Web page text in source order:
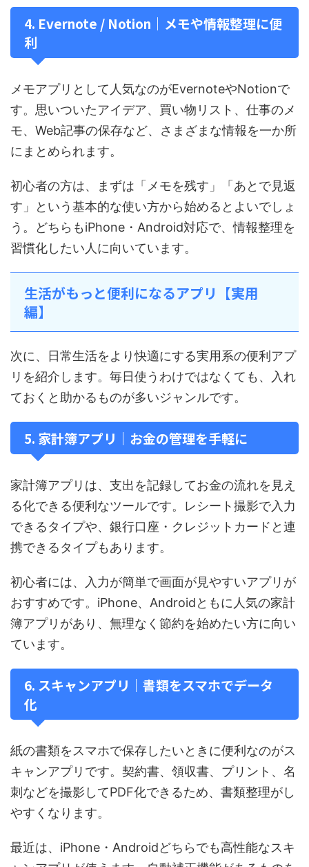
4. Evernote / Notion｜メモや情報整理に便
利
メモアプリとして人気なのがEvernoteやNotionで
す。思いついたアイデア、買い物リスト、仕事のメ
モ、Web記事の保存など、さまざまな情報を一か所
にまとめられます。
初心者の方は、まずは「メモを残す」「あとで見返
す」という基本的な使い方から始めるとよいでしょ
う。どちらもiPhone・Android対応で、情報整理を
習慣化したい人に向いています。
生活がもっと便利になるアプリ【実用
編】
次に、日常生活をより快適にする実用系の便利アプ
リを紹介します。毎日使うわけではなくても、入れ
ておくと助かるものが多いジャンルです。
5. 家計簿アプリ｜お金の管理を手軽に
家計簿アプリは、支出を記録してお金の流れを見え
る化できる便利なツールです。レシート撮影で入力
できるタイプや、銀行口座・クレジットカードと連
携できるタイプもあります。
初心者には、入力が簡単で画面が見やすいアプリが
おすすめです。iPhone、Androidともに人気の家計
簿アプリがあり、無理なく節約を始めたい方に向い
ています。
6. スキャンアプリ｜書類をスマホでデータ
化
紙の書類をスマホで保存したいときに便利なのがス
キャンアプリです。契約書、領収書、プリント、名
刺などを撮影してPDF化できるため、書類整理がし
やすくなります。
最近は、iPhone・Androidどちらでも高性能なスキ